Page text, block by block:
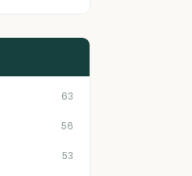
63
56
53